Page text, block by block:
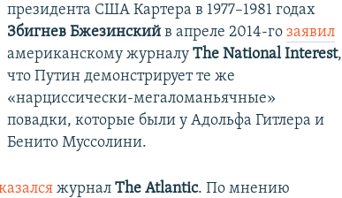
президента США Картера в 1977–1981 годах
Збигнев Бжезинскийв апреле 2014-го заявил
американскому журналу The National Interest,
что Путин демонстрирует те же
«нарциссически-мегаломаньячные»
повадки, которые были у Адольфа Гитлера и
Бенито Муссолини.
журналThe Atlantic. По мнению